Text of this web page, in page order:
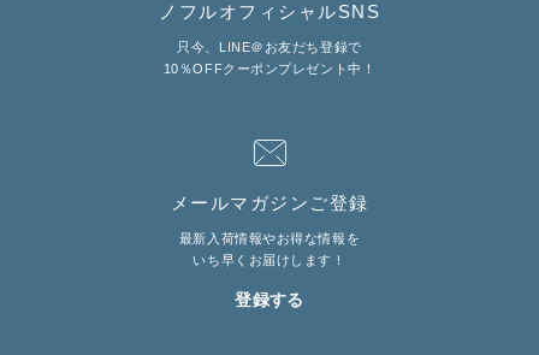
マイページ
お買い物カゴ
ご利用について
FOLLOW US ON
ノフルオフィシャルSNS
只今、LINE＠お友だち登録で
10％OFFクーポンプレゼント中！
メールマガジンご登録
最新入荷情報やお得な情報を
いち早くお届けします！
登録する